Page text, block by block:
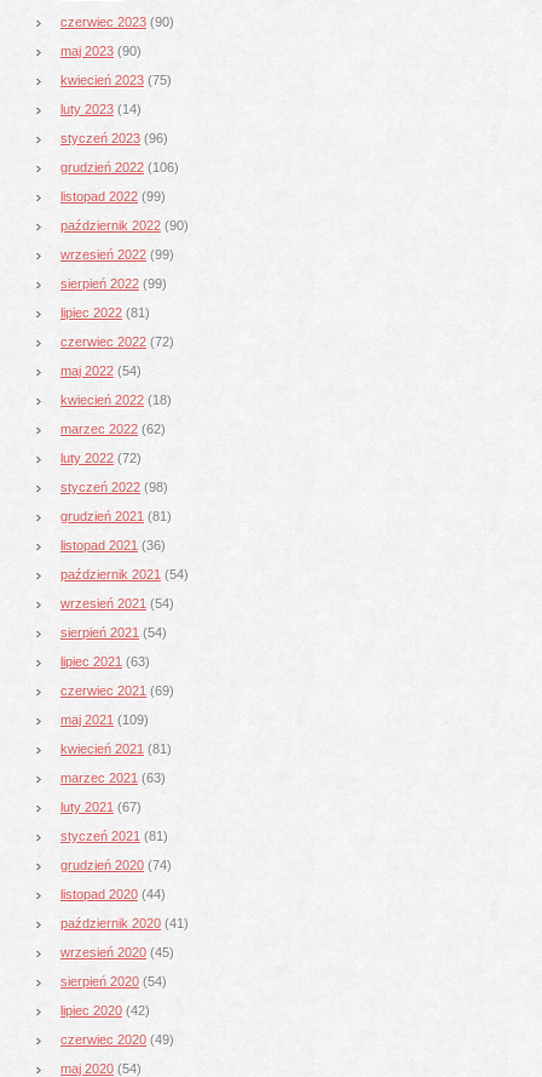
czerwiec 2023 (90)
maj 2023 (90)
kwiecień 2023 (75)
luty 2023 (14)
styczeń 2023 (96)
grudzień 2022 (106)
listopad 2022 (99)
październik 2022 (90)
wrzesień 2022 (99)
sierpień 2022 (99)
lipiec 2022 (81)
czerwiec 2022 (72)
maj 2022 (54)
kwiecień 2022 (18)
marzec 2022 (62)
luty 2022 (72)
styczeń 2022 (98)
grudzień 2021 (81)
listopad 2021 (36)
październik 2021 (54)
wrzesień 2021 (54)
sierpień 2021 (54)
lipiec 2021 (63)
czerwiec 2021 (69)
maj 2021 (109)
kwiecień 2021 (81)
marzec 2021 (63)
luty 2021 (67)
styczeń 2021 (81)
grudzień 2020 (74)
listopad 2020 (44)
październik 2020 (41)
wrzesień 2020 (45)
sierpień 2020 (54)
lipiec 2020 (42)
czerwiec 2020 (49)
maj 2020 (54)